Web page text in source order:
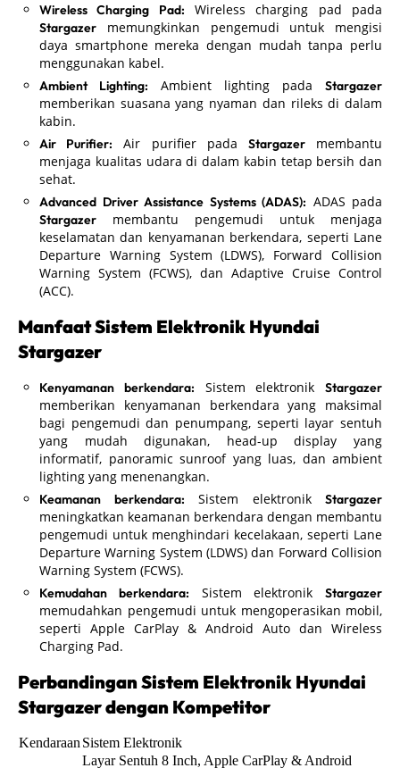
Wireless Charging Pad: Wireless charging pad pada
Stargazer memungkinkan pengemudi untuk mengisi
daya smartphone mereka dengan mudah tanpa perlu
menggunakan kabel.
Ambient Lighting: Ambient lighting pada Stargazer
memberikan suasana yang nyaman dan rileks di dalam
kabin.
Air Purifier: Air purifier pada Stargazermembantu
menjaga kualitas udara di dalam kabin tetap bersih dan
sehat.
Advanced Driver Assistance Systems (ADAS): ADAS pada
Stargazer membantu pengemudi untuk menjaga
keselamatan dan kenyamanan berkendara, seperti Lane
Departure Warning System (LDWS), Forward Collision
Warning System (FCWS), dan Adaptive Cruise Control
(ACC).
Manfaat Sistem Elektronik Hyundai
Stargazer
Kenyamanan berkendara: Sistem elektronik Stargazer
memberikan kenyamanan berkendara yang maksimal
bagi pengemudi dan penumpang, seperti layar sentuh
yang mudah digunakan, head-up display yang
informatif, panoramic sunroof yang luas, dan ambient
lighting yang menenangkan.
Keamanan berkendara: Sistem elektronik Stargazer
meningkatkan keamanan berkendara dengan membantu
pengemudi untuk menghindari kecelakaan, seperti Lane
Departure Warning System (LDWS) dan Forward Collision
Warning System (FCWS).
Kemudahan berkendara: Sistem elektronik Stargazer
memudahkan pengemudi untuk mengoperasikan mobil,
seperti Apple CarPlay & Android Auto dan Wireless
Charging Pad.
Perbandingan Sistem Elektronik Hyundai
Stargazer dengan Kompetitor
KendaraanSistem Elektronik
Layar Sentuh 8 Inch, Apple CarPlay & Android